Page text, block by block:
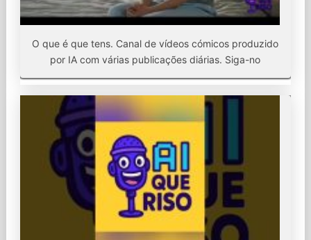
O que é que tens. Canal de vídeos cómicos produzido
por IA com várias publicações diárias. Siga-no